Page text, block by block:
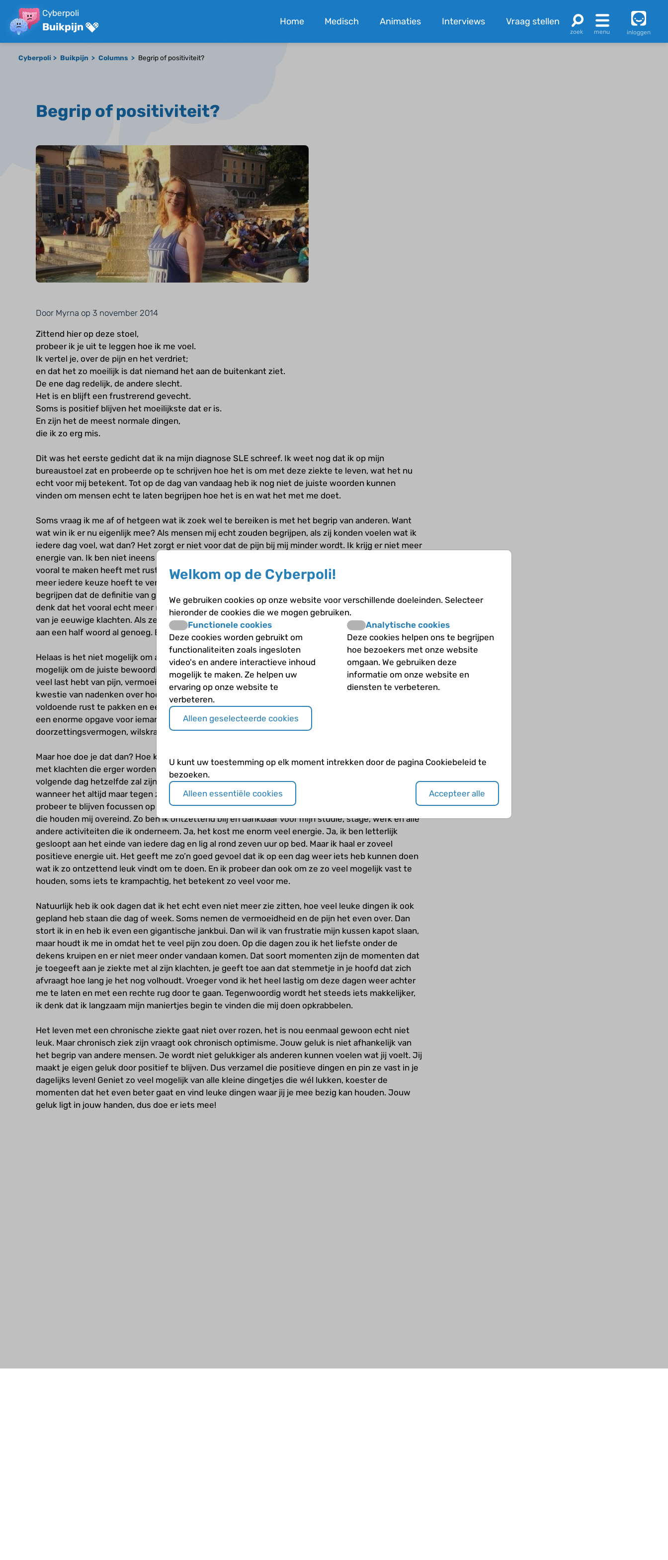
Cyberpoli
Buikpijn Home Medisch Animaties Interviews Vraag stellen
inloggen
Cyberpoli Buikpijn Columns Begrip of positiviteit?
Begrip of positiviteit?
Door Myrna op 3 november 2014
Zittend hier op deze stoel,
probeer ik je uit te leggen hoe ik me voel.
Ik vertel je, over de pijn en het verdriet;
en dat het zo moeilijk is dat niemand het aan de buitenkant ziet.
De ene dag redelijk, de andere slecht.
Het is en blijft een frustrerend gevecht.
Soms is positief blijven het moeilijkste dat er is.
En zijn het de meest normale dingen,
die ik zo erg mis.
Dit was het eerste gedicht dat ik na mijn diagnose SLE schreef. Ik weet nog dat ik op mijn
bureaustoel zat en probeerde op te schrijven hoe het is om met deze ziekte te leven, wat het nu
echt voor mij betekent. Tot op de dag van vandaag heb ik nog niet de juiste woorden kunnen
vinden om mensen echt te laten begrijpen hoe het is en wat het met me doet.
Soms vraag ik me af of hetgeen wat ik zoek wel te bereiken is met het begrip van anderen. Want
wat win ik er nu eigenlijk mee? Als mensen mij echt zouden begrijpen, als zij konden voelen wat ik
iedere dag voel, wat dan? Het zorgt er niet voor dat de pijn bij mij minder wordt. Ik krijg er niet meer
energie van. Ik ben niet ineens genezen. Maar welk effect heeft het dan wel? Ik denk dat het
vooral te maken heeft met rust, niet eens zo zeer fysiek, maar vooral mentaal. Het feit dat je niet
meer iedere keuze hoeft te verantwoorden, dat je niet iedere keer alles moet uitleggen en dat ze
begrijpen dat de definitie van goed en slecht zo enorm anders is dan voor gezonde mensen. Ja, ik
denk dat het vooral echt meer rust geeft. Je hoeft niet meer op zoek naar de makkelijkste uitleg
van je eeuwige klachten. Als ze het echt zouden begrijpen, voelen en vooral weten, dan hebben ze
aan een half woord al genoeg. En soms, zou dat toch best wel fijn zijn.
Helaas is het niet mogelijk om anderen te laten voelen wat jij iedere dag voelt. Evenmin is het
mogelijk om de juiste bewoordingen te vinden voor hoe het nou echt voelt. Als je iedere dag zo
veel last hebt van pijn, vermoeidheid, blokkades en beperkingen is het ook niet bepaald een
kwestie van nadenken over hoe je je nou voelt. Het is een kwestie van doorgaan, proberen
voldoende rust te pakken en een manier vinden om ermee te dealen. Alleen die drie dingen zijn al
een enorme opgave voor iemand die chronisch ziek is. Het vergt enorm veel positiviteit,
doorzettingsvermogen, wilskracht en, niet te vergeten, moed.
Maar hoe doe je dat dan? Hoe kan je iedere dag opstaan met zo veel klachten, de dag doorkomen
met klachten die erger worden en aan het einde van de dag gaan slapen met het idee dat de
volgende dag hetzelfde zal zijn? Hoe kom je aan de positieve gedachtes? Hoe houd je moed
wanneer het altijd maar tegen zit? Ook hier is geen simpel antwoord op. Voor mij geldt dat ik me
probeer te blijven focussen op de dingen die wél leuk zijn in mijn leven, dat zijn mijn steunpilaren,
die houden mij overeind. Zo ben ik ontzettend blij en dankbaar voor mijn studie, stage, werk en alle
andere activiteiten die ik onderneem. Ja, het kost me enorm veel energie. Ja, ik ben letterlijk
gesloopt aan het einde van iedere dag en lig al rond zeven uur op bed. Maar ik haal er zoveel
positieve energie uit. Het geeft me zo’n goed gevoel dat ik op een dag weer iets heb kunnen doen
wat ik zo ontzettend leuk vindt om te doen. En ik probeer dan ook om ze zo veel mogelijk vast te
houden, soms iets te krampachtig, het betekent zo veel voor me.
Natuurlijk heb ik ook dagen dat ik het echt even niet meer zie zitten, hoe veel leuke dingen ik ook
gepland heb staan die dag of week. Soms nemen de vermoeidheid en de pijn het even over. Dan
stort ik in en heb ik even een gigantische jankbui. Dan wil ik van frustratie mijn kussen kapot slaan,
maar houdt ik me in omdat het te veel pijn zou doen. Op die dagen zou ik het liefste onder de
dekens kruipen en er niet meer onder vandaan komen. Dat soort momenten zijn de momenten dat
je toegeeft aan je ziekte met al zijn klachten, je geeft toe aan dat stemmetje in je hoofd dat zich
afvraagt hoe lang je het nog volhoudt. Vroeger vond ik het heel lastig om deze dagen weer achter
me te laten en met een rechte rug door te gaan. Tegenwoordig wordt het steeds iets makkelijker,
ik denk dat ik langzaam mijn maniertjes begin te vinden die mij doen opkrabbelen.
Het leven met een chronische ziekte gaat niet over rozen, het is nou eenmaal gewoon echt niet
leuk. Maar chronisch ziek zijn vraagt ook chronisch optimisme. Jouw geluk is niet afhankelijk van
het begrip van andere mensen. Je wordt niet gelukkiger als anderen kunnen voelen wat jij voelt. Jij
maakt je eigen geluk door positief te blijven. Dus verzamel die positieve dingen en pin ze vast in je
dagelijks leven! Geniet zo veel mogelijk van alle kleine dingetjes die wél lukken, koester de
momenten dat het even beter gaat en vind leuke dingen waar jij je mee bezig kan houden. Jouw
geluk ligt in jouw handen, dus doe er iets mee!
Welkom op de Cyberpoli!
We gebruiken cookies op onze website voor verschillende doeleinden. Selecteer
hieronder de cookies die we mogen gebruiken.
Functionele cookies
Deze cookies worden gebruikt om
functionaliteiten zoals ingesloten
video's en andere interactieve inhoud
mogelijk te maken. Ze helpen uw
ervaring op onze website te
verbeteren.
Analytische cookies
Deze cookies helpen ons te begrijpen
hoe bezoekers met onze website
omgaan. We gebruiken deze
informatie om onze website en
diensten te verbeteren.
Alleen geselecteerde cookies
U kunt uw toestemming op elk moment intrekken door de pagina Cookiebeleid te
bezoeken.
Alleen essentiële cookies
Accepteer alle